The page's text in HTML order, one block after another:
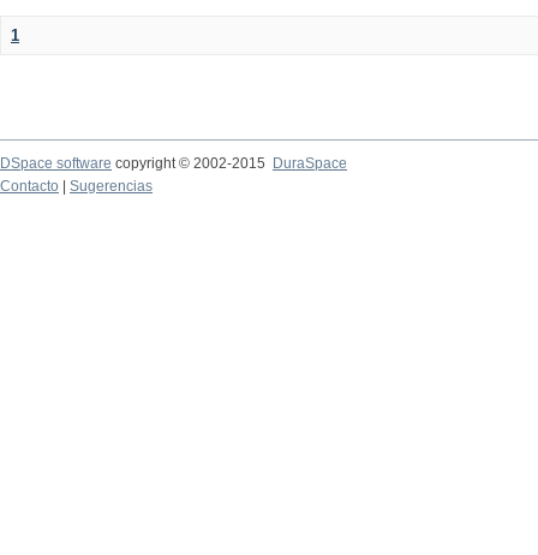
1
DSpace software copyright © 2002-2015
DuraSpace
Contacto
Sugerencias